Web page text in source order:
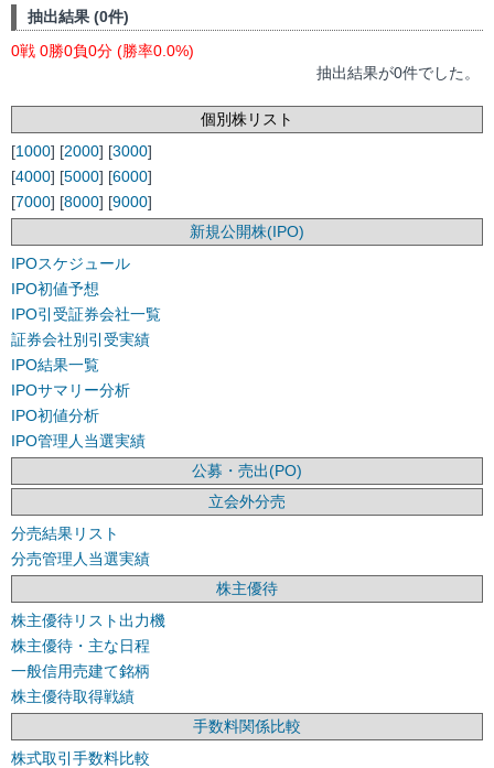
抽出結果 (0件)
0戦 0勝0負0分 (勝率0.0%)
抽出結果が0件でした。
個別株リスト
[1000] [2000] [3000]
[4000] [5000] [6000]
[7000] [8000] [9000]
新規公開株(IPO)
IPOスケジュール
IPO初値予想
IPO引受証券会社一覧
証券会社別引受実績
IPO結果一覧
IPOサマリー分析
IPO初値分析
IPO管理人当選実績
公募・売出(PO)
立会外分売
分売結果リスト
分売管理人当選実績
株主優待
株主優待リスト出力機
株主優待・主な日程
一般信用売建て銘柄
株主優待取得戦績
手数料関係比較
株式取引手数料比較